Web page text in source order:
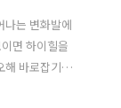
나는 변화발에
면 하이힐을
해 바로잡기자
발목·아킬